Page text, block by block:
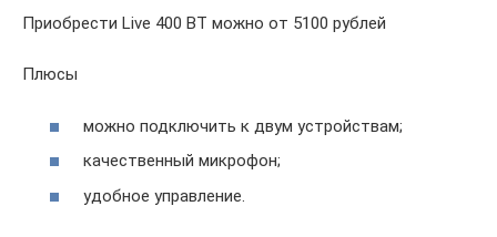
Приобрести Live 400 BT можно от 5100 рублей
Плюсы
можно подключить к двум устройствам;
качественный микрофон;
удобное управление.